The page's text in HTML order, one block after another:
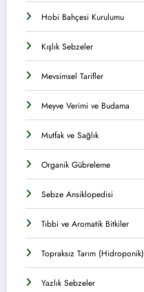
Hobi Bahçesi Kurulumu
Kışlık Sebzeler
Mevsimsel Tarifler
Meyve Verimi ve Budama
Mutfak ve Sağlık
Organik Gübreleme
Sebze Ansiklopedisi
Tıbbi ve Aromatik Bitkiler
Topraksız Tarım (Hidroponik)
Yazlık Sebzeler